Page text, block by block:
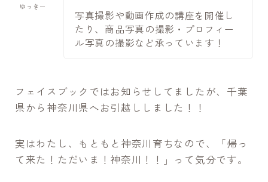
ゆっきー
写真撮影や動画作成の講座を開催し
たり、商品写真の撮影・プロフィー
ル写真の撮影など承っています！
フェイスブックではお知らせしてましたが、千葉
県から神奈川県へお引越ししました！！
実はわたし、もともと神奈川育ちなので、「帰っ
て来た！ただいま！神奈川！！」って気分です。